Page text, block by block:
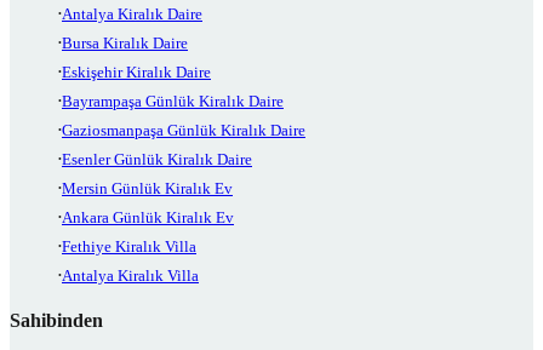
Antalya Kiralık Daire
Bursa Kiralık Daire
Eskişehir Kiralık Daire
Bayrampaşa Günlük Kiralık Daire
Gaziosmanpaşa Günlük Kiralık Daire
Esenler Günlük Kiralık Daire
Mersin Günlük Kiralık Ev
Ankara Günlük Kiralık Ev
Fethiye Kiralık Villa
Antalya Kiralık Villa
Sahibinden